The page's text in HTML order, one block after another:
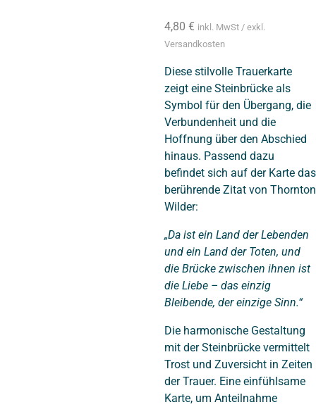
4,80 € inkl. MwSt / exkl.
Versandkosten
Diese stilvolle Trauerkarte
zeigt eine Steinbrücke als
Symbol für den Übergang, die
Verbundenheit und die
Hoffnung über den Abschied
hinaus. Passend dazu
befindet sich auf der Karte das
berührende Zitat von Thornton
Wilder:
„Da ist ein Land der Lebenden
und ein Land der Toten, und
die Brücke zwischen ihnen ist
die Liebe – das einzig
Bleibende, der einzige Sinn.“
Die harmonische Gestaltung
mit der Steinbrücke vermittelt
Trost und Zuversicht in Zeiten
der Trauer. Eine einfühlsame
Karte, um Anteilnahme